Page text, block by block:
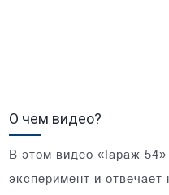
О чем видео?
В этом видео «Гараж
эксперимент и